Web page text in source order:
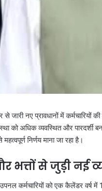
से जारी नए प्रावधानों में कर्मचारियों
को अधिक व्यवस्थित और पारदर्शी
निर्णय माना जा रहा है।
भत्तों से जुड़ी नई
कर्मचारियों को एक कैलेंडर वर्ष